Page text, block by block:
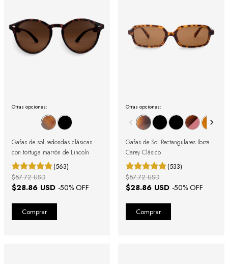
Otras opciones:
Gafas de sol redondas clásicas
con tortuga marrón de Lincoln
(563)
$28.86 USD -50% OFF
$57.72 USD
Otras opciones:
Gafas de Sol Rectangulares Ibiza
Carey Clásico
(533)
$28.86 USD -50% OFF
$57.72 USD